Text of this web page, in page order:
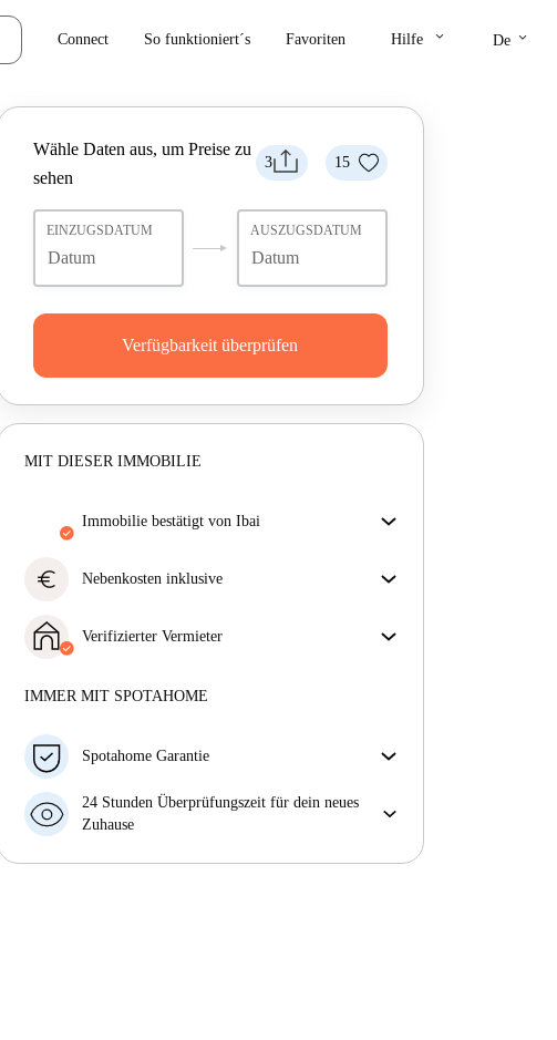
Connect So funktioniert´s Favoriten Hilfe keyboard_arrow_down De keyboard_arrow_down
3 15
Wähle Daten aus, um Preise zu
sehen
EINZUGSDATUM AUSZUGSDATUM
Verfügbarkeit überprüfen
MIT DIESER IMMOBILIE
Immobilie bestätigt von Ibai
überprüft. So stellen wir sicher, dass du genau das
Mehr über die Verifizierung
euro Nebenkosten inklusive
– Miete und Betriebskosten in einem für ein
unkompliziertes Mietverhältnis.
Verifizierter Vermieter
Mehr über diesen Vermieter
IMMER MIT SPOTAHOME
Spotahome Garantie
Falls der Vermieter deine Buchung kurzfristig
storniert, werden wir dir entweder A) ein Hotel
finden oder B) den gezahlten Betrag vollständig
24 Stunden Überprüfungszeit für dein neues
Zuhause